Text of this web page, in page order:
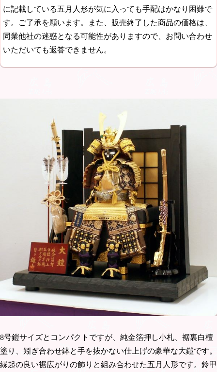
に記載している五月人形が気に入っても手配はかなり困難で
す。ご了承を願います。また、販売終了した商品の価格は、
同業他社の迷惑となる可能性がありますので、お問い合わせ
いただいても返答できません。
8号鎧サイズとコンパクトですが、純金箔押し小札、裾裏白檀
塗り、矧ぎ合わせ鉢と手を抜かない仕上げの豪華な大鎧です。
縁起の良い裾広がりの飾りと組み合わせた五月人形です。鈴甲